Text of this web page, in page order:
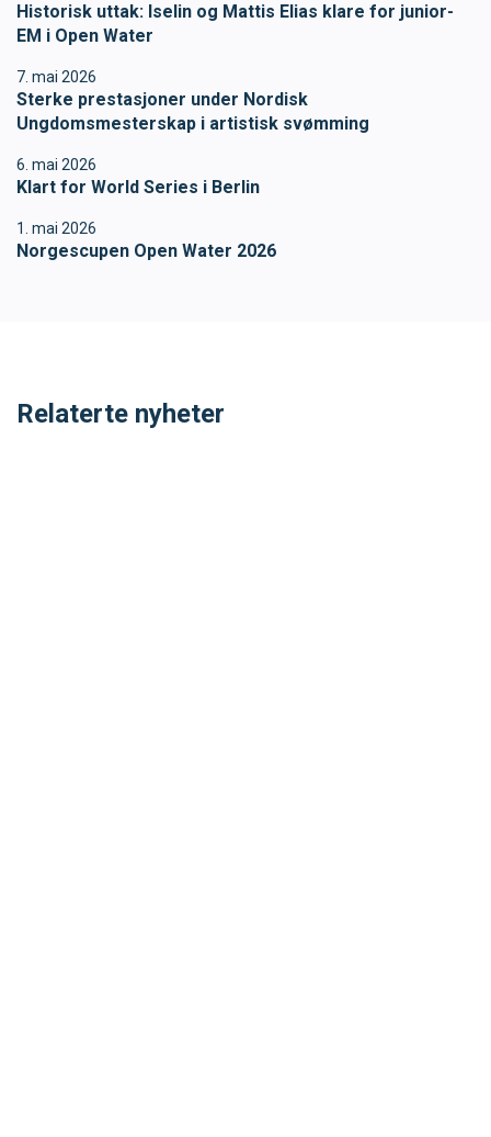
Historisk uttak: Iselin og Mattis Elias klare for junior-
EM i Open Water
7. mai 2026
Sterke prestasjoner under Nordisk
Ungdomsmesterskap i artistisk svømming
6. mai 2026
Klart for World Series i Berlin
1. mai 2026
Norgescupen Open Water 2026
Relaterte nyheter